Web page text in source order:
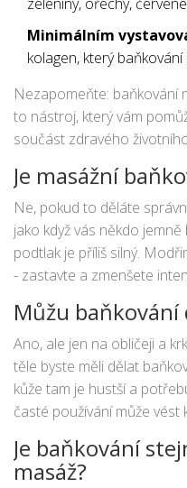
Minimálním
kolagen, který
Nezapomeňte: baňkování
to nástroj, který vám
součást zdravého
Je masážní
Ne, pokud to děláte
jako když vás někdo
podtlak je příliš silný.
- zastavte a zmenšete
Můžu baňkování
Ano, ale jen na obličeji a
těle byste měli dělat
kůže tam je hustší a
časté používání může vést
Je baňkování
masáž?